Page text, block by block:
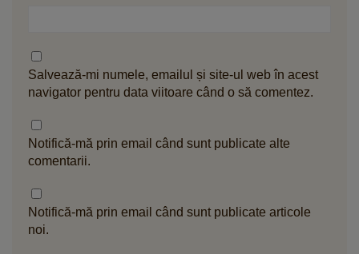
Salvează-mi numele, emailul și site-ul web în acest
navigator pentru data viitoare când o să comentez.
Notifică-mă prin email când sunt publicate alte
comentarii.
Notifică-mă prin email când sunt publicate articole
noi.